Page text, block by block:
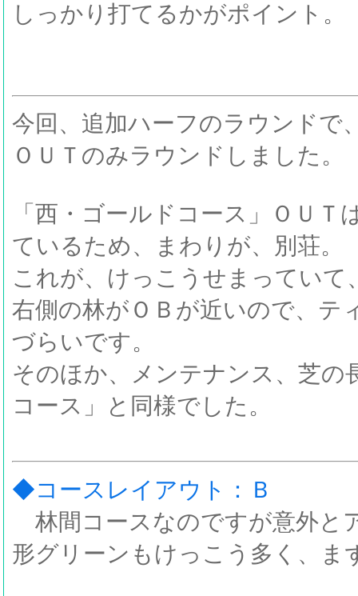
しっかり打てるかがポイント。
今回、追加ハーフのラウンドで
ＯＵＴのみラウンドしました。
「西・ゴールドコース」ＯＵ
ているため、まわりが、別荘。
これが、けっこうせまっていて
右側の林がＯＢが近いので、テ
づらいです。
そのほか、メンテナンス、芝の
コース」と同様でした。
◆コースレイアウト：Ｂ
林間コースなのですが意外と
形グリーンもけっこう多く、ま